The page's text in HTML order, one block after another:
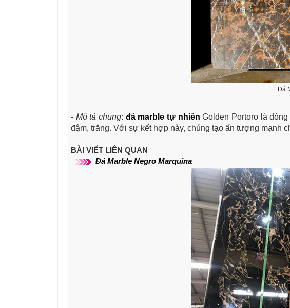
Đá
- Mô tả chung: đá marble tự nhiên Golden Portoro là
đậm, trắng. Với sự kết hợp này, chúng tạo ấn tượng mạnh
BÀI VIẾT LIÊN QUAN
Đá Marble Negro Marquina